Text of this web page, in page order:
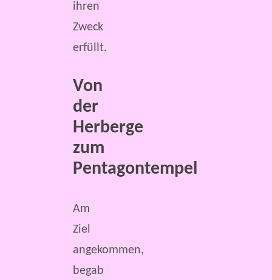
ihren
Zweck
erfüllt.
Von
der
Herberge
zum
Pentagontempel
Am
Ziel
angekommen,
begab